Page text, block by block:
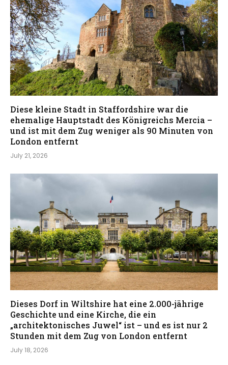
Diese kleine Stadt in Staffordshire war die
ehemalige Hauptstadt des Königreichs Mercia –
und ist mit dem Zug weniger als 90 Minuten von
London entfernt
July 21, 2026
Dieses Dorf in Wiltshire hat eine 2.000-jährige
Geschichte und eine Kirche, die ein
„architektonisches Juwel“ ist – und es ist nur 2
Stunden mit dem Zug von London entfernt
July 18, 2026